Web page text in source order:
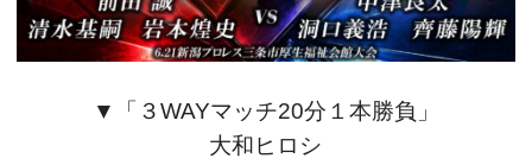
▼「３WAYマッチ20分１本勝負」
大和ヒロシ